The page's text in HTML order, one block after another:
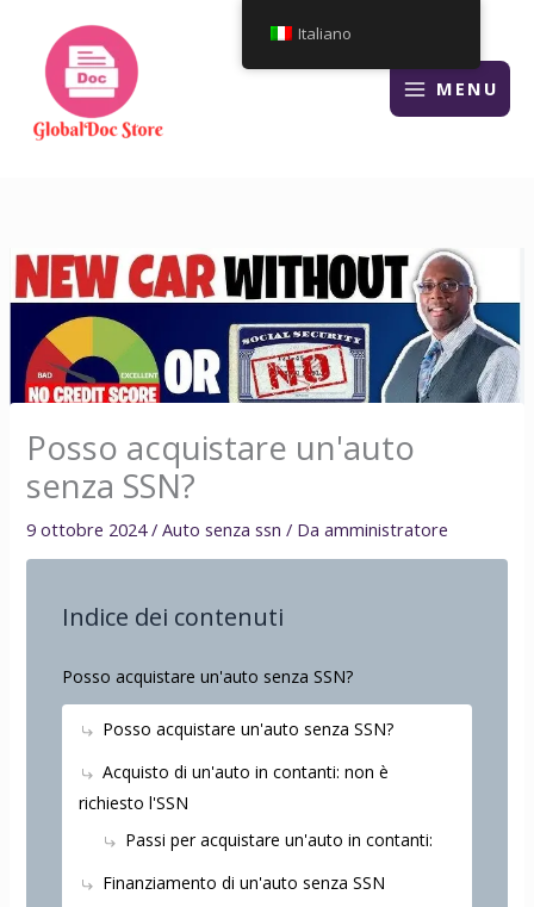
contenuto
MENU
Posso acquistare un'auto
senza SSN?
9 ottobre 2024/Auto senza ssn / Daamministratore
Indice dei contenuti
Posso acquistare un'auto senza SSN?
Posso acquistare un'auto senza SSN?
Acquisto di un'auto in contanti: non è
richiesto l'SSN
Passi per acquistare un'auto in contanti:
Finanziamento di un'auto senza SSN
Italiano